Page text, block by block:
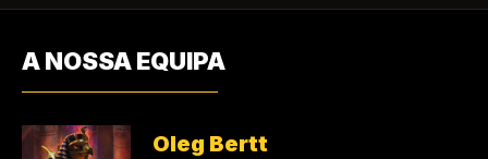
A NOSSA EQUIPA
Oleg Bertt